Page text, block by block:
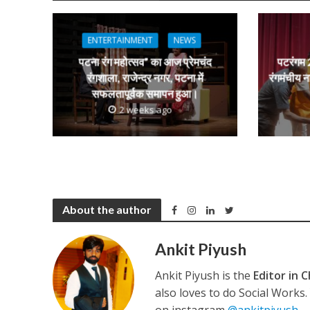
p
p
o
k
a
m g
ENTERTAINMENT NEWS
पटना रंग महोत्सव” का आज प्रेमचंद
रंगशाला, राजेन्द्र नगर, पटना में
सफलतापूर्वक समापन हुआ।
2 weeks ago
पटरंगम
रंगमंचीय
About the author
Ankit Piyush
Ankit Piyush is the Editor in
also loves to do Social